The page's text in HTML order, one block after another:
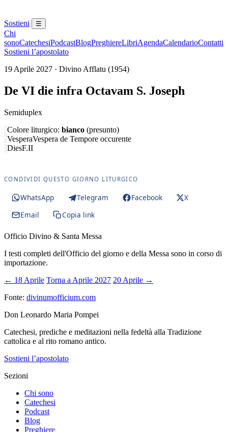
Sostieni ☰
Chi
sonoCatechesiPodcastBlogPreghiereLibriAgendaCalendarioContatti
Sostieni l’apostolato
19 Aprile 2027 · Divino Afflatu (1954)
De VI die infra Octavam S. Joseph
Semiduplex
Colore liturgico: bianco (presunto)
VesperaVespera de Tempore occurente
DiesF.II
CONDIVIDI QUESTO GIORNO LITURGICO
WhatsApp Telegram Facebook
X
Email
Copia link
Officio Divino & Santa Messa
I testi completi dell'Officio del giorno e della Messa sono in corso di
importazione.
← 18 Aprile Torna a Aprile 2027 20 Aprile →
Fonte: divinumofficium.com
Don Leonardo Maria Pompei
Catechesi, prediche e meditazioni nella fedeltà alla Tradizione
cattolica e al rito romano antico.
Sostieni l’apostolato
Sezioni
Chi sono
Catechesi
Podcast
Blog
Preghiere